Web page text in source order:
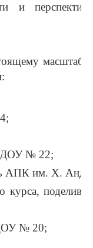
и
№ 22;
АПК им. Х.
курса,
№ 20;